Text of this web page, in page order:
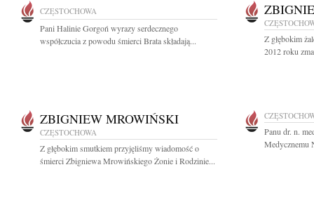
CZĘSTOCHOWA
Pani Halinie Gorgoń wyrazy serdecznego
współczucia z powodu śmierci Brata składają...
Z głębokim
2012 roku
ZBIGNIEW MROWIŃSKI
CZĘSTOCHOWA
Z głębokim smutkiem przyjęliśmy wiadomość o
śmierci Zbigniewa Mrowińskiego Żonie i Rodzinie...
Panu dr. n.
Medycznemu